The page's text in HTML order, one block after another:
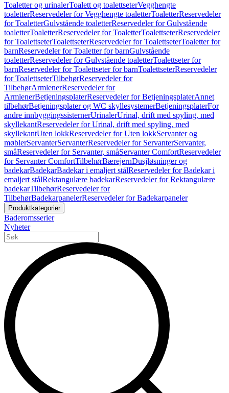
Toaletter og urinalerToalett og toalettseterVegghengte
toaletterReservedeler for Vegghengte toaletterToaletterReservedeler
for ToaletterGulvstående toaletterReservedeler for Gulvstående
toaletterToaletterReservedeler for ToaletterToalettseterReservedeler
for ToalettseterToalettseterReservedeler for ToalettseterToaletter for
barnReservedeler for Toaletter for barnGulvstående
toaletterReservedeler for Gulvstående toaletterToalettseter for
barnReservedeler for Toalettseter for barnToalettseterReservedeler
for ToalettseterTilbehørReservedeler for
TilbehørArmlenerReservedeler for
ArmlenerBetjeningsplaterReservedeler for BetjeningsplaterAnnet
tilbehørBetjeningsplater og WC skyllesystemerBetjeningsplaterFor
andre innbyggingssisternerUrinalerUrinal, drift med spyling, med
skyllekantReservedeler for Urinal, drift med spyling, med
skyllekantUten lokkReservedeler for Uten lokkServanter og
møblerServanterServanterReservedeler for ServanterServanter,
småReservedeler for Servanter, småServanter ComfortReservedeler
for Servanter ComfortTilbehørBærejernDusjløsninger og
badekarBadekarBadekar i emaljert stålReservedeler for Badekar i
emaljert stålRektangulære badekarReservedeler for Rektangulære
badekarTilbehørReservedeler for
TilbehørBadekarpanelerReservedeler for Badekarpaneler
Produktkategorier
Baderomsserier
Nyheter